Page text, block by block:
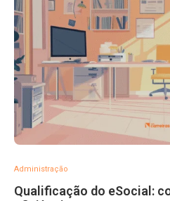
Administração
Qualificação do eSocial: